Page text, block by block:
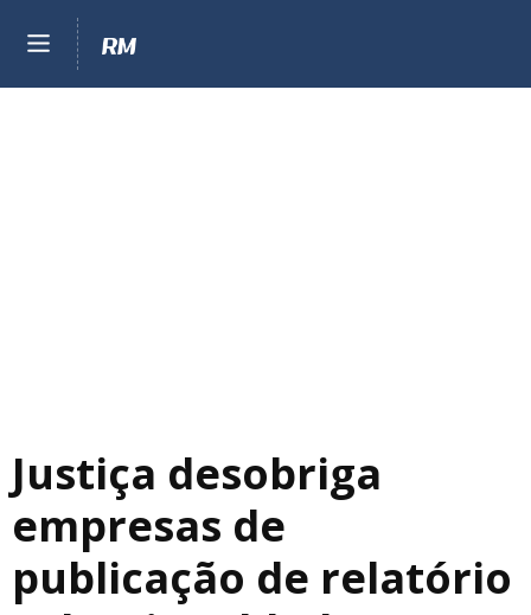
Justiça desobriga
empresas de
publicação de relatório